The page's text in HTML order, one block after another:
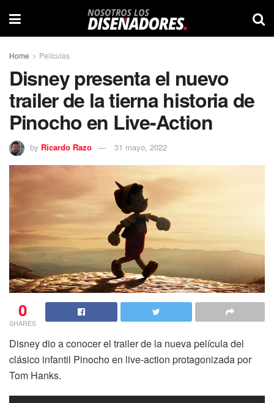
Home Películas
Disney presenta el nuevo
trailer de la tierna historia de
Pinocho en Live-Action
by Ricardo Razo 31 mayo, 2022
0
SHARES
Disney dio a conocer el trailer de la nueva película del
clásico infantil Pinocho en live-action protagonizada por
Tom Hanks.